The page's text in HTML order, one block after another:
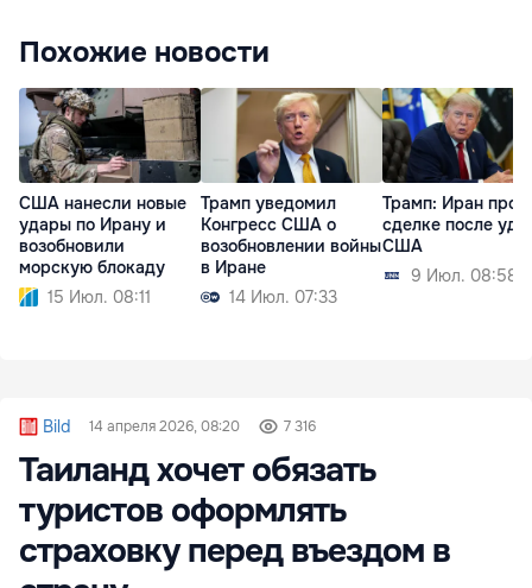
Похожие новости
США нанесли новые
удары по Ирану и
возобновили
морскую блокаду
15 Июл. 08:11
Трамп уведомил
Конгресс США о
возобновлении войны
в Иране
14 Июл. 07:33
Трамп: Иран
сделке после
США
9 Июл. 08:58
Bild 14 апреля 2026, 08:20 7 316
Таиланд хочет обязать
туристов оформлять
страховку перед въездом в